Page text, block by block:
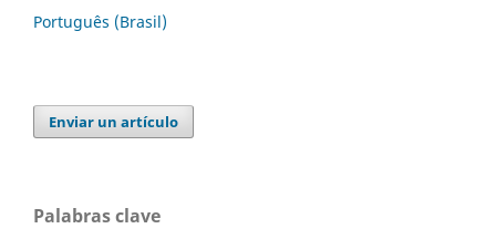
Português (Brasil)
Enviar un artículo
Palabras clave